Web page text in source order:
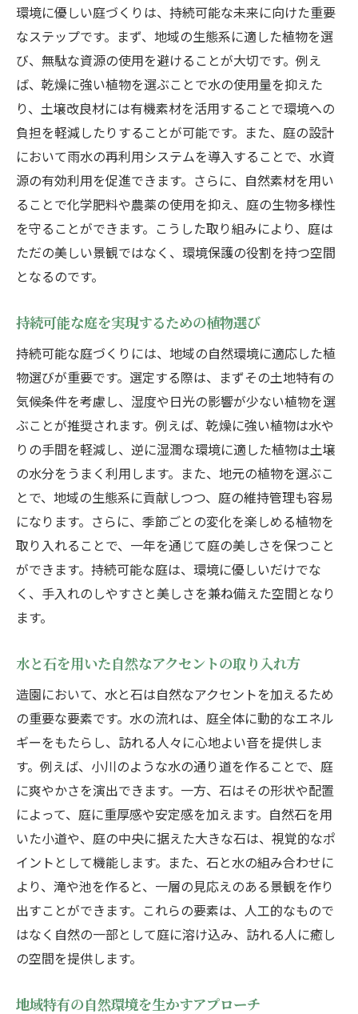
心地よい空間を作るための造園配置のポイント
プライバシーを考慮した庭のレイアウト
風通しを良くする植栽配置の工夫
光を取り入れる庭のデザイン
音や香りを楽しむための造園アイデア
リラックススペースを作るための配置方法
調和の取れた空間を生む植物選び
造園で叶える美しさと自然の共存プロの視点か
ら
持続可能な庭づくりの最新トレンド
エコフレンドリーな造園の実践事例
自然環境保護と美しさを両立する庭
プロが考える未来の庭造り
自然と人が共存する造園の可能性
四季折々の植物を活かした調和の庭造園のテク
ニック
地域に根ざした植物選びの重要性
季節感を引き立てる花々の配置
樹木を活かした季節の演出法
四季を感じる庭のための植物配置
自然な植栽で生まれる庭の調和
造園を通して実現する庭のハーモニーと美
庭全体の統一感を生む造園テクニック
異なる要素を融合させるデザインの秘訣
歴史と現代の融合を楽しむ庭造り
色と形で引き立てる調和の庭
多様な生態系を持つ庭の魅力
庭で感じる自然との共生
プロが考える造園の配置で生まれる心の安らぎ
リラクゼーションを促す庭のデザイン
ストレスを軽減するための植物選び
自然の音色と香りで癒される庭
心と体を癒す造園の空間づくり
環境に優しい庭づくりは、持続可能な未来に向けた重要
なステップです。まず、地域の生態系に適した植物を選
び、無駄な資源の使用を避けることが大切です。例え
ば、乾燥に強い植物を選ぶことで水の使用量を抑えた
り、土壌改良材には有機素材を活用することで環境への
負担を軽減したりすることが可能です。また、庭の設計
において雨水の再利用システムを導入することで、水資
源の有効利用を促進できます。さらに、自然素材を用い
ることで化学肥料や農薬の使用を抑え、庭の生物多様性
を守ることができます。こうした取り組みにより、庭は
ただの美しい景観ではなく、環境保護の役割を持つ空間
となるのです。
持続可能な庭を実現するための植物選び
持続可能な庭づくりには、地域の自然環境に適応した植
物選びが重要です。選定する際は、まずその土地特有の
気候条件を考慮し、湿度や日光の影響が少ない植物を選
ぶことが推奨されます。例えば、乾燥に強い植物は水や
りの手間を軽減し、逆に湿潤な環境に適した植物は土壌
の水分をうまく利用します。また、地元の植物を選ぶこ
とで、地域の生態系に貢献しつつ、庭の維持管理も容易
になります。さらに、季節ごとの変化を楽しめる植物を
取り入れることで、一年を通じて庭の美しさを保つこと
ができます。持続可能な庭は、環境に優しいだけでな
く、手入れのしやすさと美しさを兼ね備えた空間となり
ます。
水と石を用いた自然なアクセントの取り入れ方
造園において、水と石は自然なアクセントを加えるため
の重要な要素です。水の流れは、庭全体に動的なエネル
ギーをもたらし、訪れる人々に心地よい音を提供しま
す。例えば、小川のような水の通り道を作ることで、庭
に爽やかさを演出できます。一方、石はその形状や配置
によって、庭に重厚感や安定感を加えます。自然石を用
いた小道や、庭の中央に据えた大きな石は、視覚的なポ
イントとして機能します。また、石と水の組み合わせに
より、滝や池を作ると、一層の見応えのある景観を作り
出すことができます。これらの要素は、人工的なもので
はなく自然の一部として庭に溶け込み、訪れる人に癒し
の空間を提供します。
地域特有の自然環境を生かすアプローチ